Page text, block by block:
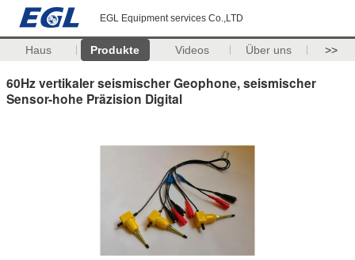
EGL Equipment services Co.,LTD
Haus Produkte Videos Über uns >>
60Hz vertikaler seismischer Geophone, seismischer
Sensor-hohe Präzision Digital